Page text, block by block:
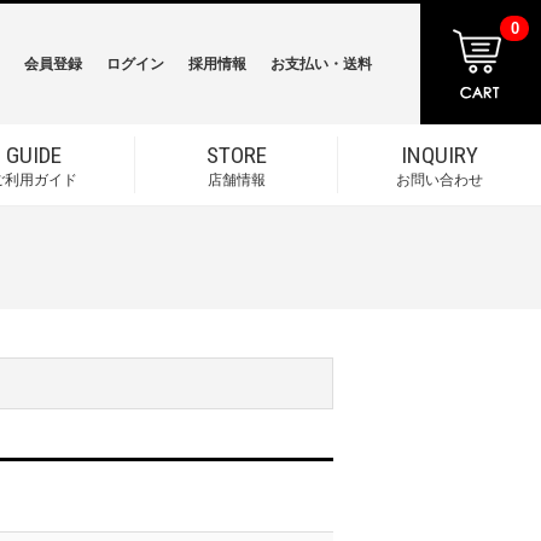
GUIDE
利用ガイド
STORE
店舗情報
INQUIRY
お問い合わせ
会員登録 ログイン 採用情報 お支払い・送料
0